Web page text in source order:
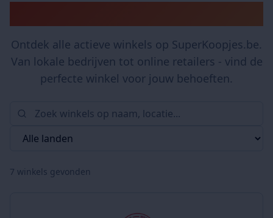
Ontdek alle actieve winkels op SuperKoopjes.be.
Van lokale bedrijven tot online retailers - vind de
perfecte winkel voor jouw behoeften.
7 winkels gevonden